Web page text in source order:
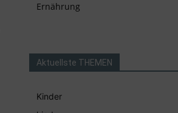
Ernährung
Aktuellste THEMEN
Kinder